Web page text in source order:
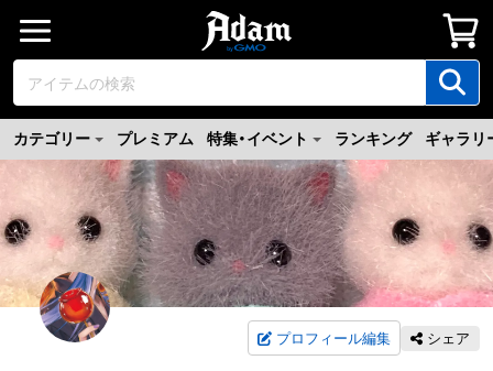
カテゴリー プレミアム 特集・イベント ランキング ギャラリ
プロフィール編集 シェア